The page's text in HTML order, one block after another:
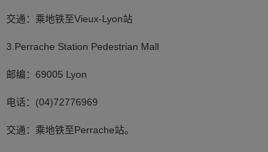
交通：乘地铁至Vieux-Lyon站
3.Perrache Station Pedestrian Mall
邮编：69005 Lyon
电话：(04)72776969
交通：乘地铁至Perrache站。